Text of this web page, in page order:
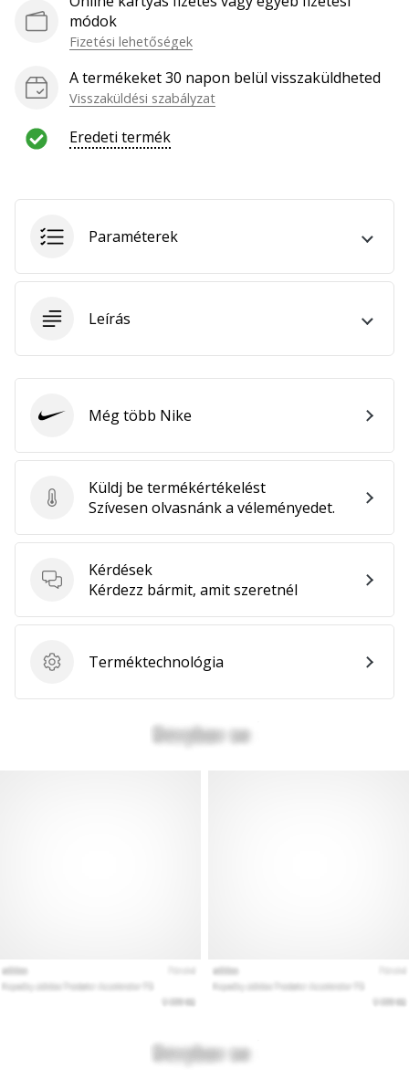
hozzánk
márkanagykövetként.
Minden cikk
megjelenítése
módok
Fizetési lehetőségek
A termékeket 30 napon belül visszaküldheted
Visszaküldési szabályzat
Eredeti termék
Paraméterek
Leírás
Küldj be termékértékelést
Küldj be termékértékelést
Szívesen olvasnánk a véleményedet.
Kérdések
Kérdések
Kérdezz bármit, amit szeretnél
Terméktechnológia
Terméktechnológia
Még több Nike